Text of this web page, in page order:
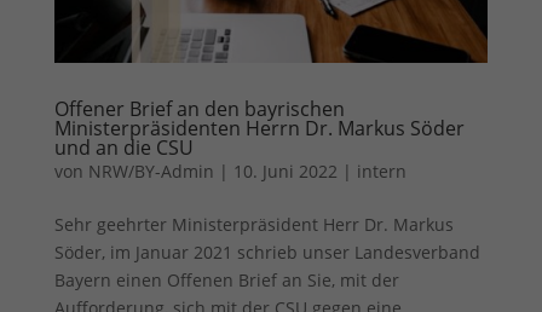
Offener Brief an den bayrischen
Ministerpräsidenten Herrn Dr. Markus Söder
und an die CSU
von NRW/BY-Admin | 10. Juni 2022 | intern
Sehr geehrter Ministerpräsident Herr Dr. Markus
Söder, im Januar 2021 schrieb unser Landesverband
Bayern einen Offenen Brief an Sie, mit der
Aufforderung, sich mit der CSU gegen eine